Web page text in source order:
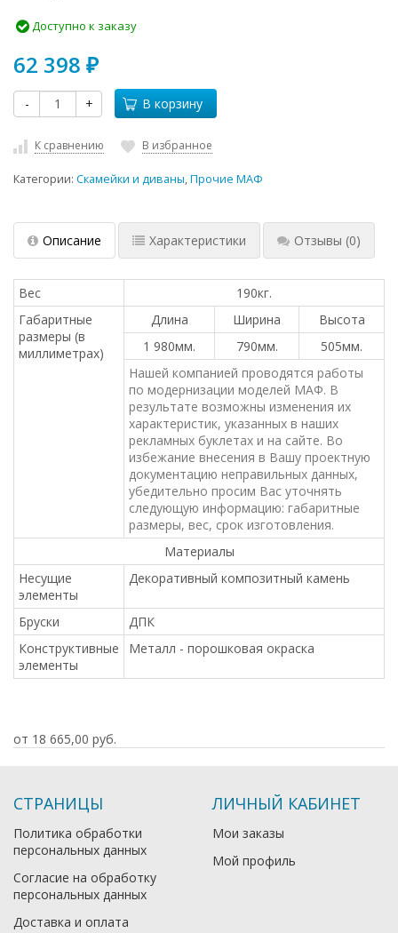
Доступно к заказу
62 398 ₽
- + В корзину
К сравнению В избранное
Категории: Скамейки и диваны,Прочие МАФ
Описание Характеристики Отзывы (0)
Вес
190кг.
Габаритные
размеры (в
миллиметрах)
Длина Ширина
Высота
1 980мм.
790мм.
505мм.
Нашей компанией проводятся работы
по модернизации моделей МАФ. В
результате возможны изменения их
характеристик, указанных в наших
рекламных буклетах и на сайте. Во
избежание внесения в Вашу проектную
документацию неправильных данных,
убедительно просим Вас уточнять
следующую информацию: габаритные
размеры, вес, срок изготовления.
Материалы
Несущие
элементы
Декоративный композитный камень
Бруски
ДПК
Конструктивные
элементы
Металл - порошковая окраска
от 18 665,00 руб.
СТРАНИЦЫ
Политика обработки
персональных данных
Согласие на обработку
персональных данных
Доставка и оплата
ЛИЧНЫЙ КАБИНЕТ
Мои заказы
Мой профиль